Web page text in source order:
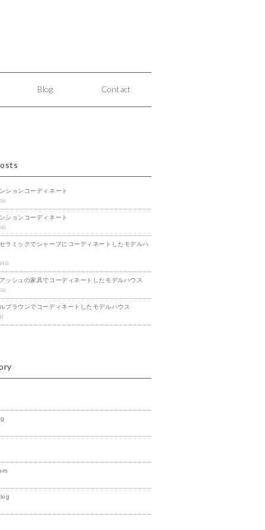
Blog Contact
ションコーディネート
日
ションコーディネート
日
ラミックでシャープにコーディネートしたモデルハ
日
ッシュの家具でコーディネートしたモデルハウス
日
ブラウンでコーディネートしたモデルハウス